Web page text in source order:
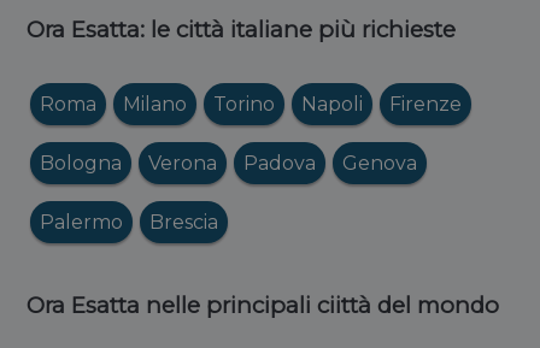
Ora Esatta: le città italiane più richieste
Roma Milano Torino Napoli Firenze
Bologna Verona Padova Genova
Palermo Brescia
Ora Esatta nelle principali ciittà del mondo